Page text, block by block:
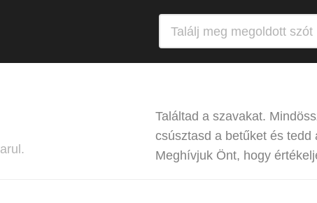
Találtad a szavakat.
csúsztasd a betűket és tedd
Meghívjuk Önt, hogy